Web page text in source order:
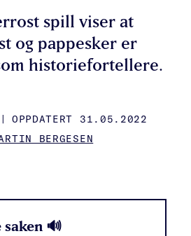
spill viser at
og pappesker er
historiefortellere.
| OPPDATERT 31.05.2022
BERGESEN
🔊